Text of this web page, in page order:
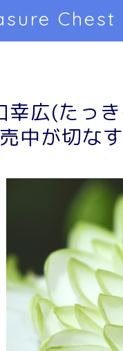
Chest
幸広(たっ
中が切な